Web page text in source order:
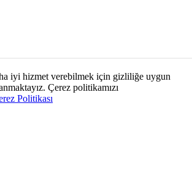
iyi hizmet verebilmek için gizliliğe uygun
Çerez politikamızı
Politikası